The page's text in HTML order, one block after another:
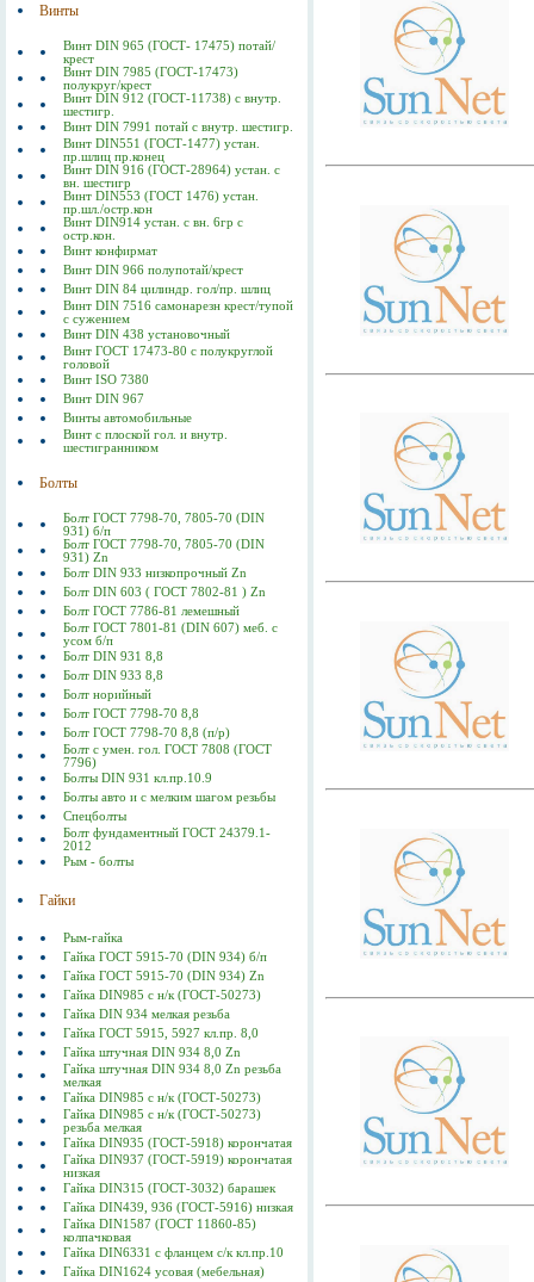
Винты
Винт DIN 965 (ГОСТ- 17475) потай/
крест
Винт DIN 7985 (ГОСТ-17473)
полукруг/крест
Винт DIN 912 (ГОСТ-11738) с внутр.
шестигр.
Винт DIN 7991 потай с внутр. шестигр.
Винт DIN551 (ГОСТ-1477) устан.
пр.шлиц пр.конец
Винт DIN 916 (ГОСТ-28964) устан. с
вн. шестигр
Винт DIN553 (ГОСТ 1476) устан.
пр.шл./остр.кон
Винт DIN914 устан. с вн. 6гр с
остр.кон.
Винт конфирмат
Винт DIN 966 полупотай/крест
Винт DIN 84 цилиндр. гол/пр. шлиц
Винт DIN 7516 самонарезн крест/тупой
с сужением
Винт DIN 438 установочный
Винт ГОСТ 17473-80 c полукруглой
головой
Винт ISO 7380
Винт DIN 967
Винты автомобильные
Винт с плоской гол. и внутр.
шестигранником
Болты
Болт ГОСТ 7798-70, 7805-70 (DIN
931) б/п
Болт ГОСТ 7798-70, 7805-70 (DIN
931) Zn
Болт DIN 933 низкопрочный Zn
Болт DIN 603 ( ГОСТ 7802-81 ) Zn
Болт ГОСТ 7786-81 лемешный
Болт ГОСТ 7801-81 (DIN 607) меб. с
усом б/п
Болт DIN 931 8,8
Болт DIN 933 8,8
Болт норийный
Болт ГОСТ 7798-70 8,8
Болт ГОСТ 7798-70 8,8 (п/р)
Болт с умен. гол. ГОСТ 7808 (ГОСТ
7796)
Болты DIN 931 кл.пр.10.9
Болты авто и с мелким шагом резьбы
Спецболты
Болт фундаментный ГОСТ 24379.1-
2012
Рым - болты
Гайки
Рым-гайка
Гайка ГОСТ 5915-70 (DIN 934) б/п
Гайка ГОСТ 5915-70 (DIN 934) Zn
Гайка DIN985 с н/к (ГОСТ-50273)
Гайка DIN 934 мелкая резьба
Гайка ГОСТ 5915, 5927 кл.пр. 8,0
Гайка штучная DIN 934 8,0 Zn
Гайка штучная DIN 934 8,0 Zn резьба
мелкая
Гайка DIN985 с н/к (ГОСТ-50273)
Гайка DIN985 с н/к (ГОСТ-50273)
резьба мелкая
Гайка DIN935 (ГОСТ-5918) корончатая
Гайка DIN937 (ГОСТ-5919) корончатая
низкая
Гайка DIN315 (ГОСТ-3032) барашек
Гайка DIN439, 936 (ГОСТ-5916) низкая
Гайка DIN1587 (ГОСТ 11860-85)
колпачковая
Гайка DIN6331 с фланцем с/к кл.пр.10
Гайка DIN1624 усовая (мебельная)